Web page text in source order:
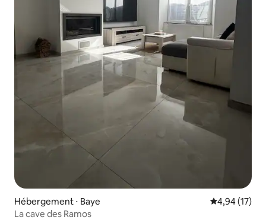
Hébergement ⋅ Baye Évaluation
4,94 (17)
La cave des Ramos